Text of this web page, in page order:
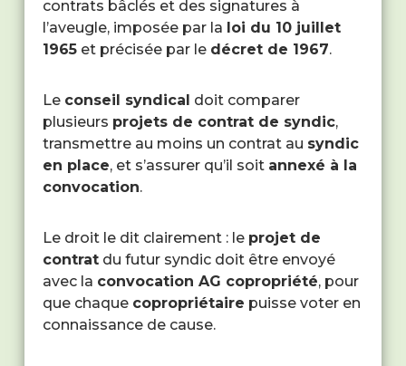
contrats bâclés et des signatures à
l’aveugle, imposée par la loi du 10 juillet
1965et précisée par le décret de 1967.
Le conseil syndical doit comparer
plusieurs projets de contrat de syndic,
transmettre au moins un contrat au syndic
en place, et s’assurer qu’il soit annexé à la
convocation.
Le droit le dit clairement : le projet de
contratdu futur syndic doit être envoyé
avec la convocation AG copropriété, pour
que chaque copropriétaire puisse voter en
connaissance de cause.